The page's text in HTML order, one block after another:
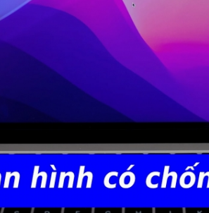
MacBook Air 2018